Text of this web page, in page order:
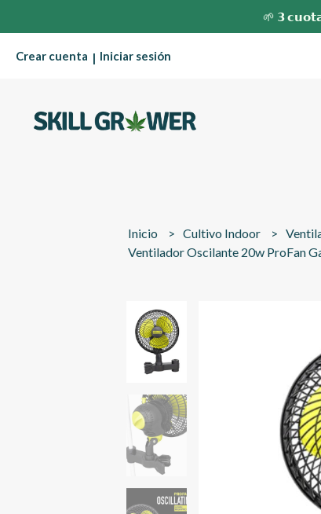
🌱 𝟯
Crear cuenta | Iniciar sesión
Inicio Cultivo Indoor
Ventilador Oscilante 20w ProFan